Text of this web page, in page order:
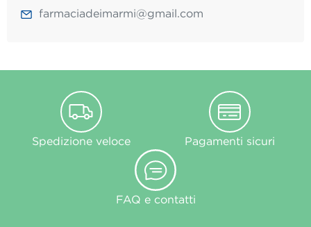
farmaciadeimarmi@gmail.com
Spedizione veloce Pagamenti sicuri
FAQ e contatti